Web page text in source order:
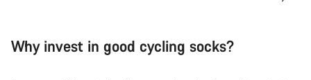
Why invest in good cycling socks?